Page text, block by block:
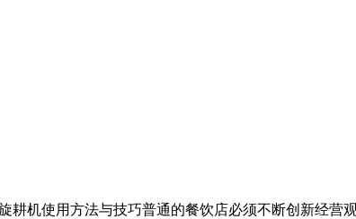
使用方法与技巧普通的餐饮店必须不断创新经营